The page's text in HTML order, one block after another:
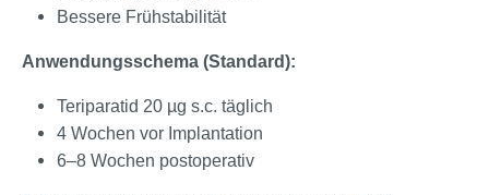
Bessere Frühstabilität
Anwendungsschema (Standard):
Teriparatid 20 µg s.c. täglich
4 Wochen vor Implantation
6–8 Wochen postoperativ